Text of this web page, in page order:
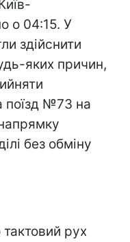
о 04:15. У
здійснити
яких причин,
поїзд №73 на
без обміну
рух